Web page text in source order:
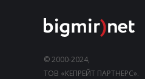
© 2000-2024,
ТОВ «КЕПРЕЙТ ПАРТНЕРС».